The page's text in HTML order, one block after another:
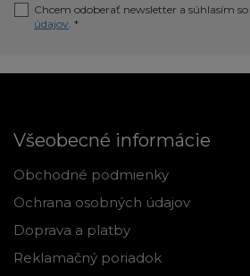
Chcem odoberať newsletter a súhlasím so
údajov. *
Všeobecné informácie
Obchodné podmienky
Ochrana osobných údajov
Doprava a platby
Reklamačný poriadok